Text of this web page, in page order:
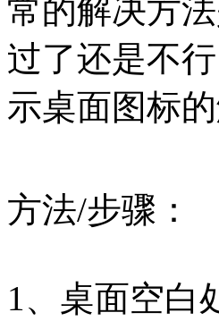
常的解决方
过了还是不
示桌面图标的
方法/步骤：
1、桌面空白